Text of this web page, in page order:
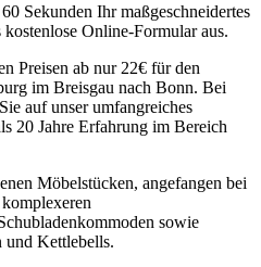
Sekunden Ihr maßgeschneidertes
Online-Formular aus.
Preisen ab nur 22€ für den
im Breisgau nach Bonn. Bei
auf unser umfangreiches
20 Jahre Erfahrung im Bereich
Möbelstücken, angefangen bei
sowie
und Kettlebells.